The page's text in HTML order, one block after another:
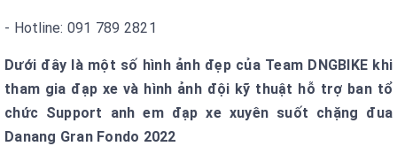
- Hotline: 091 789 2821
Dưới đây là một số hình ảnh đẹp của Team DNGBIKE khi
tham gia đạp xe và hình ảnh đội kỹ thuật hỗ trợ ban tổ
chức Support anh em đạp xe xuyên suốt chặng đua
Danang Gran Fondo 2022